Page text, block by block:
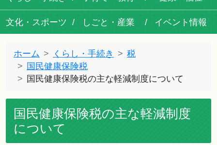
文化・スポーツ しごと・産業 イベント情報
ホーム くらし・手続き
税
国民健康保険税
国民健康保険税の主な軽減制度について
国民健康保険税の主な軽減制度
について